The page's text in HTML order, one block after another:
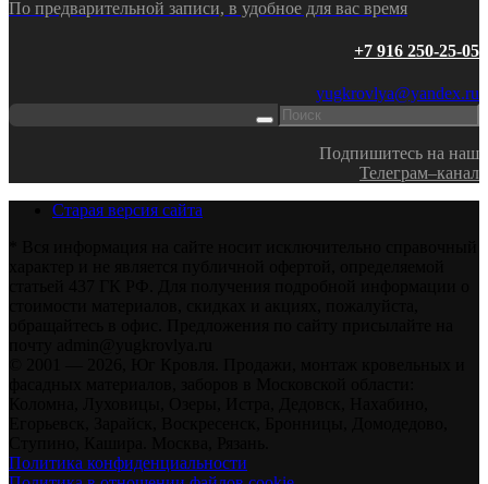
По предварительной записи, в удобное для вас время
+7 916 250-25-05
yugkrovlya@yandex.ru
Подпишитесь на наш
Телеграм–канал
Старая версия сайта
Политика конфиденциальности